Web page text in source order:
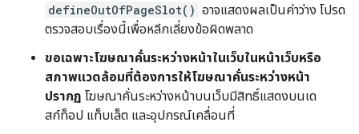
defineOutOfPageSlot() อาจแสดงผลเป็นค่าว่าง โปรด
ตรวจสอบเรื่องนี้เพื่อหลีกเลี่ยงข้อผิดพลาด
ขอเฉพาะโฆษณาคั่นระหว่างหน้าในเว็บในหน้าเว็บหรือ
สภาพแวดล้อมที่ต้องการให้โฆษณาคั่นระหว่างหน้า
ปรากฏ โฆษณาคั่นระหว่างหน้าบนเว็บมีสิทธิ์แสดงบนเด
สก์ท็อป แท็บเล็ต และอุปกรณ์เคลื่อนที่